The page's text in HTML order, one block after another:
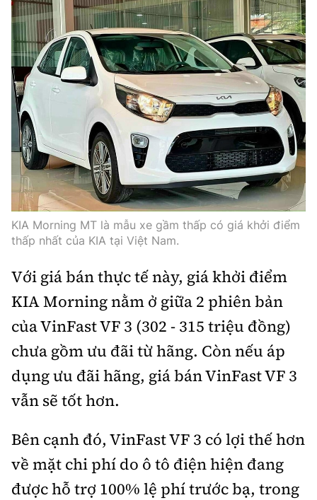
Cơ quan chủ quản: Bộ Xây dựng
Tổng biên tập:Nguyễn Thị Hồng Nga
Trưởng ban Ô tô - Xe máy:Nguyễn Tiến Mạnh
Giấy phép số: 03/GP-BC, cấp ngày 22/4/2025
Chuyên trang của Báo Xây dựng
Tòa soạn: Số 2 Nguyễn Công Hoan, phường Giảng Võ,
Hà Nội.
Hotline: 0967 376 459;
Liên hệ quảng cáo phát hành: 0915.057.282
Thông tin tòa soạn
KIA Morning MT là mẫu xe gầm thấp có giá khởi điểm
thấp nhất của KIA tại Việt Nam.
Với giá bán thực tế này, giá khởi điểm
KIA Morning nằm ở giữa 2 phiên bản
của VinFast VF 3 (302 - 315 triệu đồng)
chưa gồm ưu đãi từ hãng. Còn nếu áp
dụng ưu đãi hãng, giá bán VinFast VF 3
vẫn sẽ tốt hơn.
Bên cạnh đó, VinFast VF 3 có lợi thế hơn
về mặt chi phí do ô tô điện hiện đang
được hỗ trợ 100% lệ phí trước bạ, trong